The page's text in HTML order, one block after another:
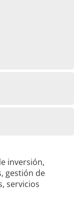
inversión,
gestión de
servicios